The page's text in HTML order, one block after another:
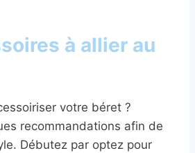
à allier au
votre béret ?
recommandations afin de
Débutez par optez pour